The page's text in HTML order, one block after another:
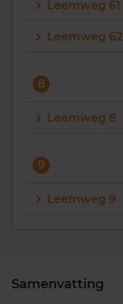
Leemweg 61
Leemweg 62
8
Leemweg 8
9
Leemweg 9
Samenvatting